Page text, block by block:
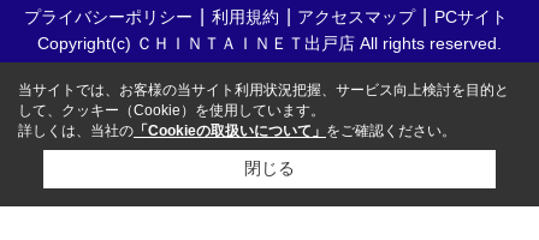
プライバシーポリシー 利用規約 アクセスマップ
PCサイト
Copyright(c) ＣＨＩＮＴＡＩＮＥＴ出戸店 All rights reserved.
当サイトでは、お客様の当サイト利用状況把握、サービス向上検討を目的と
して、クッキー（Cookie）を使用しています。
詳しくは、当社の 「Cookieの取扱いについて」 をご確認ください。
閉じる